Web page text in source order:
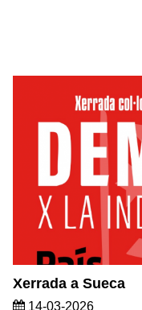
Xerrada a Sueca
14-03-2026